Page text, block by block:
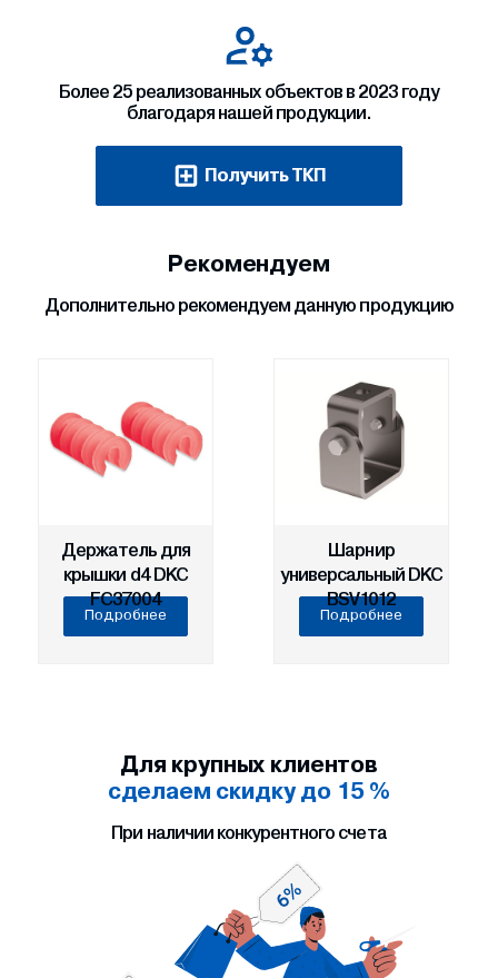
Более 25 реализованных объектов в 2023 году
благодаря нашей продукции.
Получить ТКП
Рекомендуем
Дополнительно рекомендуем данную продукцию
Держатель для
крышки d4 DKC
FC37004
Подробнее
Шарнир
универсальный DKC
BSV1012
Подробнее
Для крупных клиентов
сделаем скидку до 15 %
При наличии конкурентного счета